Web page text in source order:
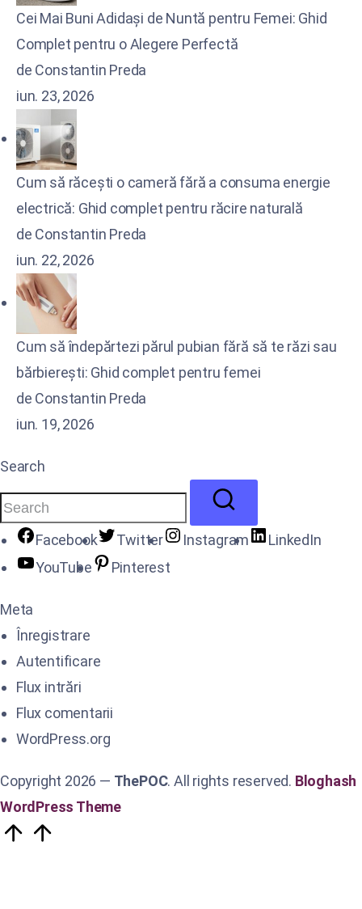
Cei Mai Buni Adidași de Nuntă pentru Femei: Ghid
Complet pentru o Alegere Perfectă
de Constantin Preda
iun. 23, 2026
Cum să răcești o cameră fără a consuma energie
electrică: Ghid complet pentru răcire naturală
de Constantin Preda
iun. 22, 2026
Cum să îndepărtezi părul pubian fără să te răzi sau
bărbierești: Ghid complet pentru femei
de Constantin Preda
iun. 19, 2026
Search
Facebook Twitter Instagram
LinkedIn
YouTube
Pinterest
Meta
Înregistrare
Autentificare
Flux intrări
Flux comentarii
WordPress.org
Copyright 2026 — ThePOC. All rights reserved. Bloghash
WordPress Theme